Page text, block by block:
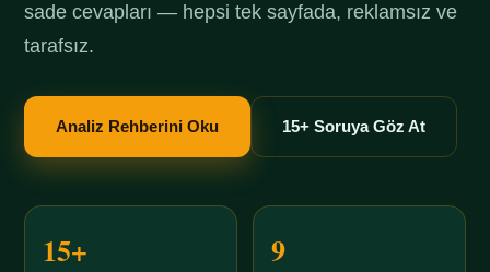
sade cevapları — hepsi tek sayfada, reklamsız ve
tarafsız.
Analiz Rehberini Oku 15+ Soruya Göz At
15+ 9